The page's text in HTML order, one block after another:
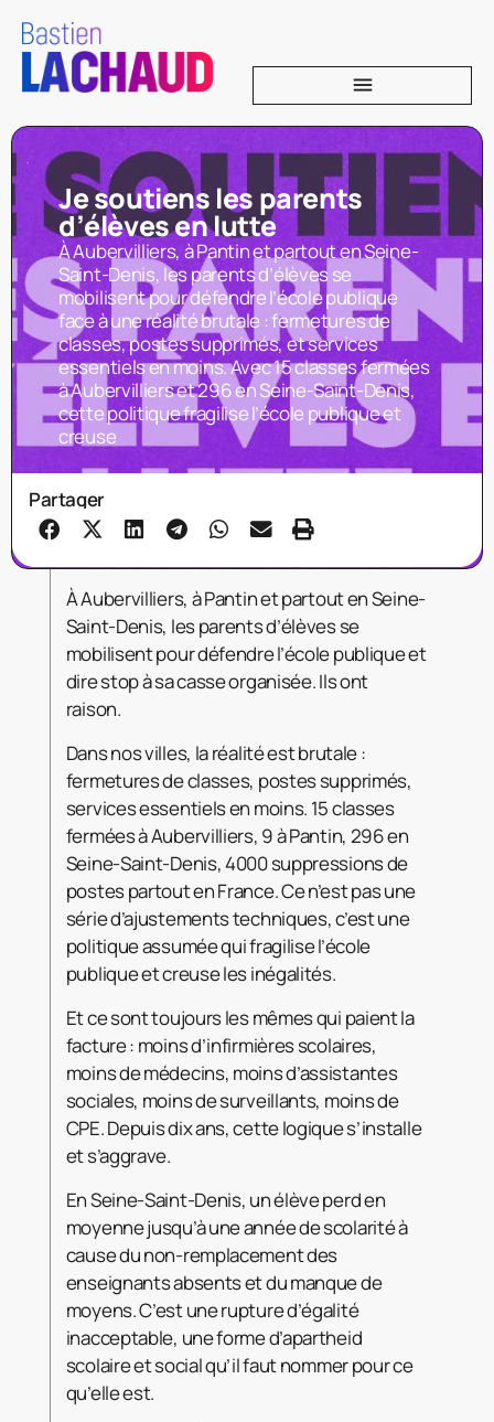
Je soutiens les parents
d’élèves en lutte
À Aubervilliers, à Pantin et partout en Seine-
Saint-Denis, les parents d’élèves se
mobilisent pour défendre l’école publique
face à une réalité brutale : fermetures de
classes, postes supprimés, et services
essentiels en moins. Avec 15 classes fermées
à Aubervilliers et 296 en Seine-Saint-Denis,
cette politique fragilise l’école publique et
creuse
Partager
À Aubervilliers, à Pantin et partout en Seine-
Saint-Denis, les parents d’élèves se
mobilisent pour défendre l’école publique et
dire stop à sa casse organisée. Ils ont
raison.
Dans nos villes, la réalité est brutale :
fermetures de classes, postes supprimés,
services essentiels en moins. 15 classes
fermées à Aubervilliers, 9 à Pantin, 296 en
Seine-Saint-Denis, 4000 suppressions de
postes partout en France. Ce n’est pas une
série d’ajustements techniques, c’est une
politique assumée qui fragilise l’école
publique et creuse les inégalités.
Et ce sont toujours les mêmes qui paient la
facture : moins d’infirmières scolaires,
moins de médecins, moins d’assistantes
sociales, moins de surveillants, moins de
CPE. Depuis dix ans, cette logique s’installe
et s’aggrave.
En Seine-Saint-Denis, un élève perd en
moyenne jusqu’à une année de scolarité à
cause du non-remplacement des
enseignants absents et du manque de
moyens. C’est une rupture d’égalité
inacceptable, une forme d’apartheid
scolaire et social qu’il faut nommer pour ce
qu’elle est.